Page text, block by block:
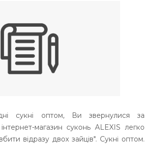
сукні оптом, Ви звернулися за
магазин суконь ALEXIS легко
відразу двох зайців". Сукні оптом.